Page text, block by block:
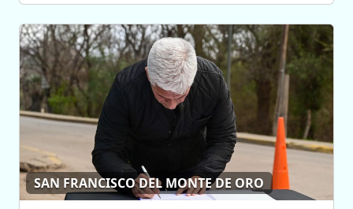
SAN FRANCISCO DEL MONTE DE ORO